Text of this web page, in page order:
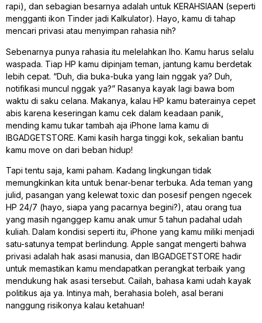
rapi), dan sebagian besarnya adalah untuk KERAHSIAAN (seperti
mengganti ikon Tinder jadi Kalkulator). Hayo, kamu di tahap
mencari privasi atau menyimpan rahasia nih?
Sebenarnya punya rahasia itu melelahkan lho. Kamu harus selalu
waspada. Tiap HP kamu dipinjam teman, jantung kamu berdetak
lebih cepat. “Duh, dia buka-buka yang lain nggak ya? Duh,
notifikasi muncul nggak ya?” Rasanya kayak lagi bawa bom
waktu di saku celana. Makanya, kalau HP kamu baterainya cepet
abis karena keseringan kamu cek dalam keadaan panik,
mending kamu tukar tambah aja iPhone lama kamu di
IBGADGETSTORE. Kami kasih harga tinggi kok, sekalian bantu
kamu move on dari beban hidup!
Tapi tentu saja, kami paham. Kadang lingkungan tidak
memungkinkan kita untuk benar-benar terbuka. Ada teman yang
julid, pasangan yang kelewattoxic dan posesif pengen ngecek
HP 24/7 (hayo, siapa yang pacarnya begini?), atau orang tua
yang masih nganggep kamu anak umur 5 tahun padahal udah
kuliah. Dalam kondisi seperti itu, iPhone yang kamu miliki menjadi
satu-satunya tempat berlindung. Apple sangat mengerti bahwa
privasi adalah hak asasi manusia, dan IBGADGETSTORE hadir
untuk memastikan kamu mendapatkan perangkat terbaik yang
mendukung hak asasi tersebut. Cailah, bahasa kami udah kayak
politikus aja ya. Intinya mah, berahasia boleh, asal berani
nanggung risikonya kalau ketahuan!